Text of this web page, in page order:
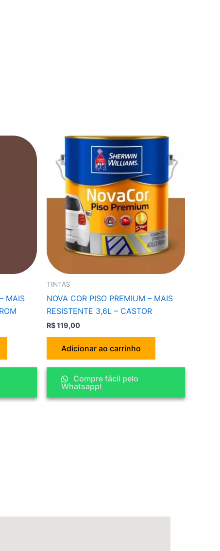
MAIS
TINTAS
NOVA COR PISO PREMIUM – MAIS
RESISTENTE 3,6L – CASTOR
R$119,00
Adicionar ao carrinho
Compre fácil pelo
Whatsapp!